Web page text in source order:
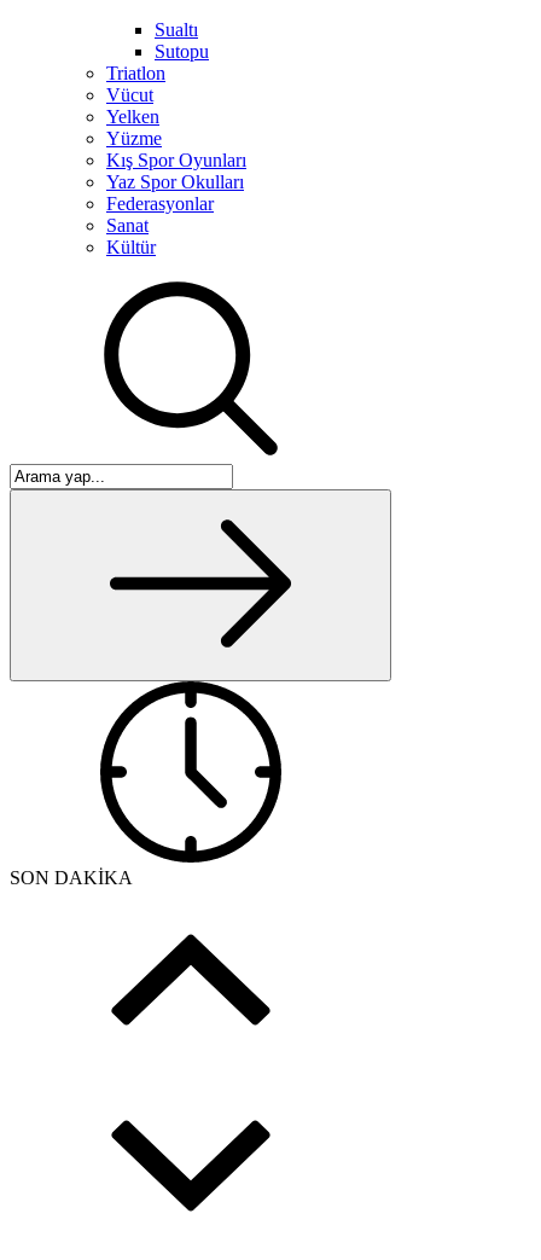
Sualtı
Sutopu
Triatlon
Vücut
Yelken
Yüzme
Kış Spor Oyunları
Yaz Spor Okulları
Federasyonlar
Sanat
Kültür
SON DAKİKA